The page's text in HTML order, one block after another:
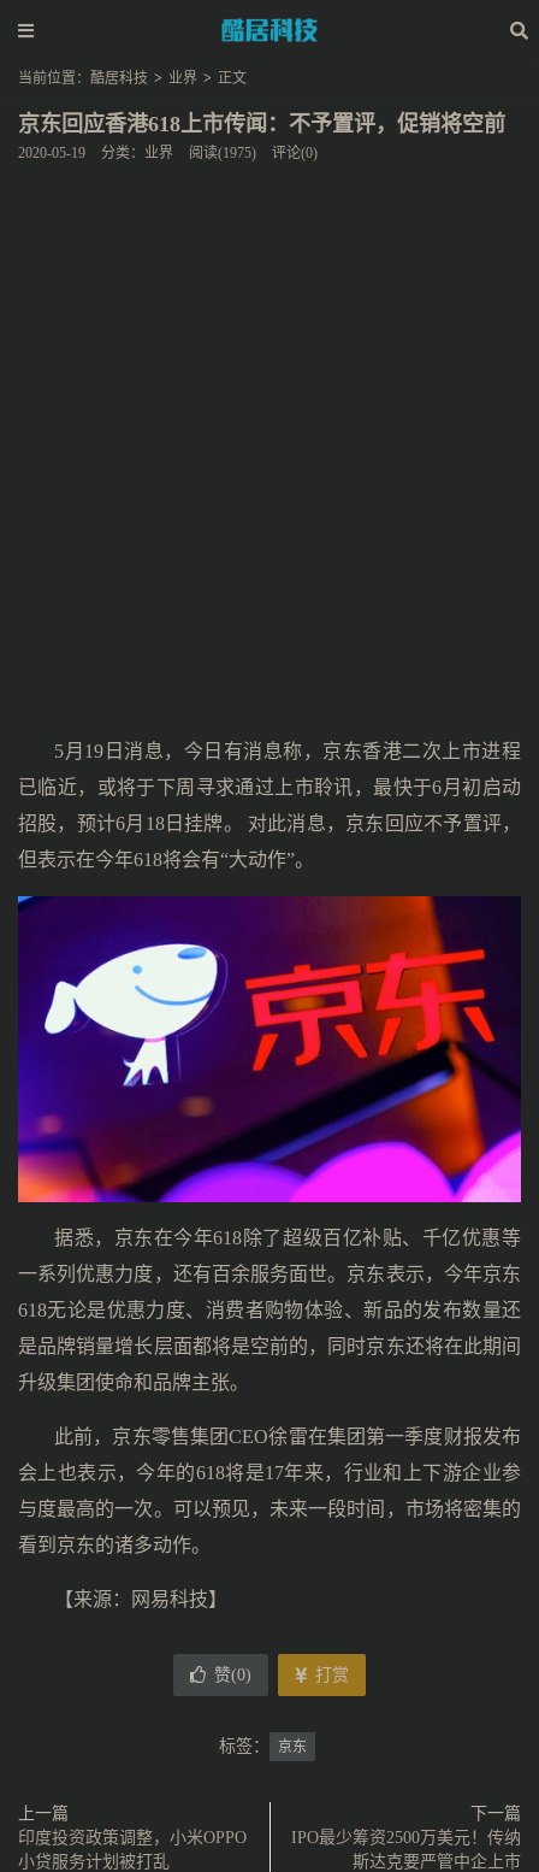
当前位置： 酷居科技 > 业界 > 正文
京东回应香港618上市传闻：不予置评，促销将空前
2020-05-19 分类： 业界 阅读(1975) 评论(0)
5月19日消息，今日有消息称，京东香港二次上市进程
已临近，或将于下周寻求通过上市聆讯，最快于6月初启动
招股，预计6月18日挂牌。 对此消息，京东回应不予置评，
但表示在今年618将会有“大动作”。
据悉，京东在今年618除了超级百亿补贴、千亿优惠等
一系列优惠力度，还有百余服务面世。京东表示，今年京东
618无论是优惠力度、消费者购物体验、新品的发布数量还
是品牌销量增长层面都将是空前的，同时京东还将在此期间
升级集团使命和品牌主张。
此前，京东零售集团CEO徐雷在集团第一季度财报发布
会上也表示，今年的618将是17年来，行业和上下游企业参
与度最高的一次。可以预见，未来一段时间，市场将密集的
看到京东的诸多动作。
【来源： 网易科技】
赞(0) 打赏
标签： 京东
上一篇
印度投资政策调整，小米OPPO
小贷服务计划被打乱
下一篇
IPO最少筹资2500万美元！传纳
斯达克要严管中企上市